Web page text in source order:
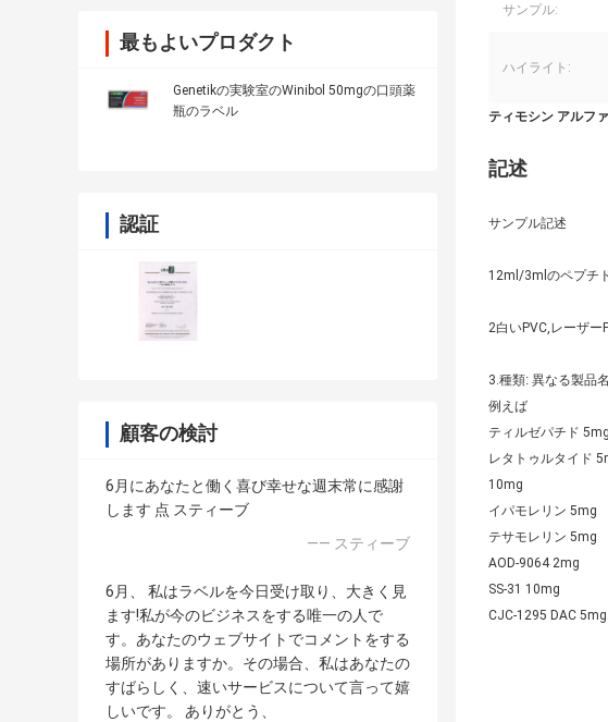
最もよいプロダクト
Genetikの実験室のWinibol 50mgの口頭薬
瓶のラベル
認証
顧客の検討
6月にあなたと働く喜び幸せな週末常に感謝
します 点 スティーブ
—— スティーブ
6月、 私はラベルを今日受け取り、大きく見
ます!私が今のビジネスをする唯一の人で
す。あなたのウェブサイトでコメントをする
場所がありますか。その場合、私はあなたの
すばらしく、速いサービスについて言って嬉
しいです。 ありがとう、
サンプル:
ハイライト:
ティモシン アルフ
記述
サンプル記述
12ml/3mlのペプチ
2白いPVC,レーザー
3.種類: 異なる製品
例えば
ティルゼパチド 5mg
レタトゥルタイド
10mg
イパモレリン 5mg
テサモレリン 5mg
AOD-9064 2mg
SS-31 10mg
CJC-1295 DAC 5mg